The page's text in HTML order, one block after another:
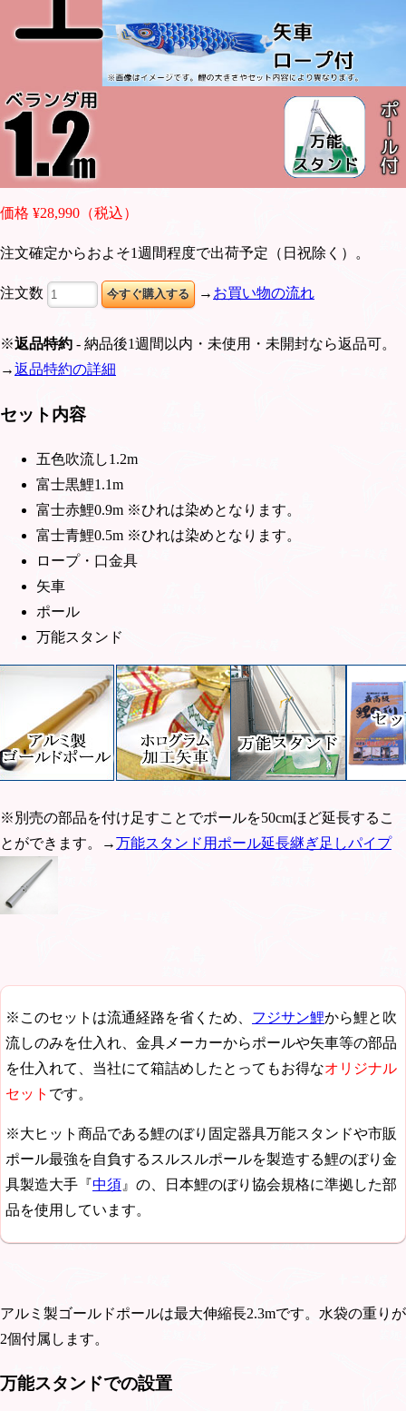
価格 ¥28,990（税込）
注文確定からおよそ1週間程度で出荷予定（日祝除く）。
注文数 → お買い物の流れ
※返品特約 - 納品後1週間以内・未使用・未開封なら返品可。
→返品特約の詳細
セット内容
五色吹流し1.2m
富士黒鯉1.1m
富士赤鯉0.9m ※ひれは染めとなります。
富士青鯉0.5m ※ひれは染めとなります。
ロープ・口金具
矢車
ポール
万能スタンド
※別売の部品を付け足すことでポールを50cmほど延長するこ
とができます。→万能スタンド用ポール延長継ぎ足しパイプ
※このセットは流通経路を省くため、 フジサン鯉から鯉と吹
流しのみを仕入れ、金具メーカーからポールや矢車等の部品
を仕入れて、当社にて箱詰めしたとってもお得なオリジナル
セット です。
※大ヒット商品である鯉のぼり固定器具万能スタンドや市販
ポール最強を自負するスルスルポールを製造する鯉のぼり金
具製造大手『中須 』の、日本鯉のぼり協会規格に準拠した部
品を使用しています。
アルミ製ゴールドポールは最大伸縮長2.3mです。水袋の重りが
2個付属します。
万能スタンドでの設置